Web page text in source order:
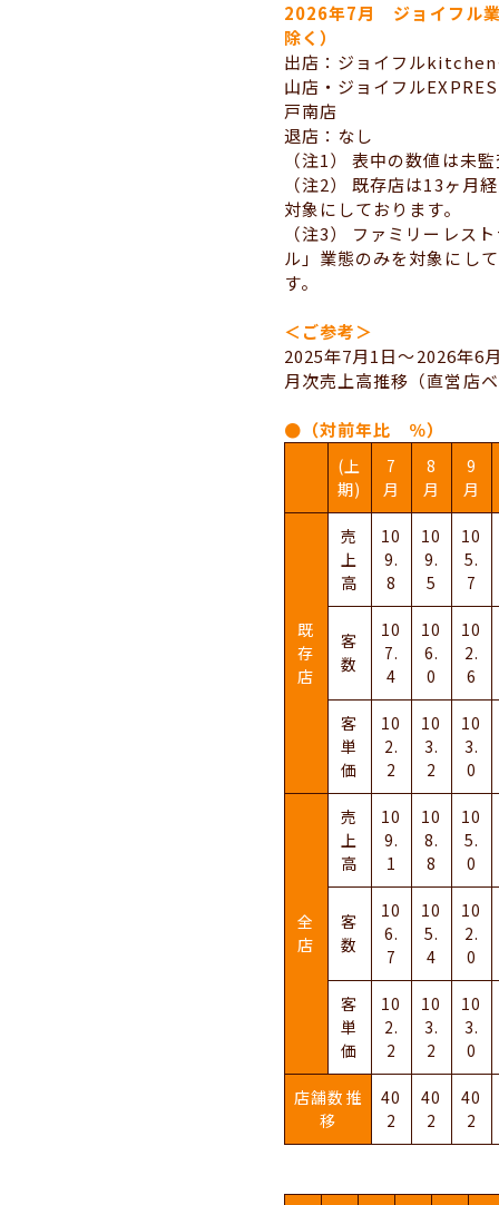
2026年7月 ジョイフル
除く）
出店：ジョイフルkitchen
山店・ジョイフル
戸南店
退店：なし
（注1） 表中の数値は未
（注2） 既存店は13ヶ月
対象にしております。
（注3） ファミリーレス
ル」業態のみを対象にし
す。
＜ご参考＞
2025年7月1日～2026年6
月次売上高推移（直営店
●（対前年比 ％）
(上
期)
7
月
8
月
9
月
既
存
店
売
上
高
10
9.
8
10
9.
5
10
5.
7
客
数
10
7.
4
10
6.
0
10
2.
6
客
単
価
10
2.
2
10
3.
2
10
3.
0
全
店
売
上
高
10
9.
1
10
8.
8
10
5.
0
客
数
10
6.
7
10
5.
4
10
2.
0
客
単
価
10
2.
2
10
3.
2
10
3.
0
店舗数推
移
40
2
40
2
40
2